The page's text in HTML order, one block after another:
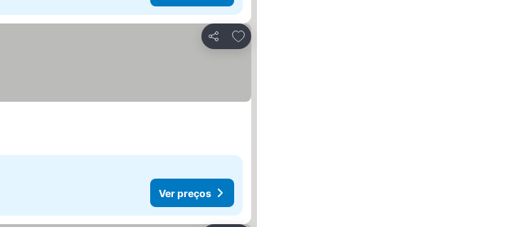
Partilhar
Adicionar aos favoritos
Ver preços